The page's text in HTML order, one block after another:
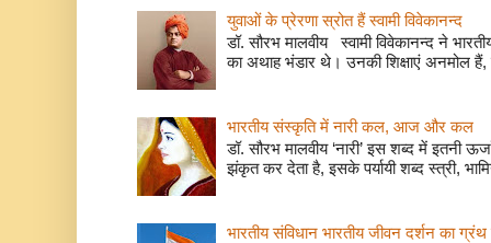
युवाओं के प्रेरणा स्रोत हैं स्वामी विवेकानन्द
डॉ. सौरभ मालवीय स्वामी विवेकानन्द ने
का अथाह भंडार थे। उनकी शिक्षाएं अनमोल हैं,
भारतीय संस्कृति में नारी कल, आज और कल
डॉ. सौरभ मालवीय ‘नारी’ इस शब्द में इतनी
झंकृत कर देता है, इसके पर्यायी शब्द स्त्री,
भारतीय संविधान भारतीय जीवन दर्शन का ग्रंथ